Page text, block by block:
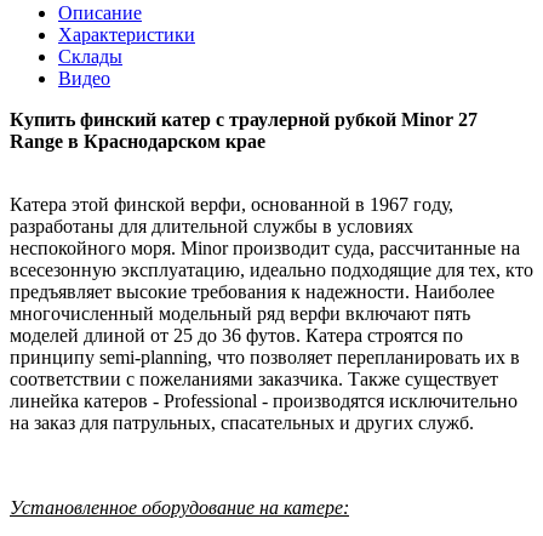
Описание
Характеристики
Склады
Видео
Купить финский катер c траулерной рубкой Minor 27
Range в Краснодарском крае
Катера этой финской верфи, основанной в 1967 году,
разработаны для длительной службы в условиях
неспокойного моря. Minor производит суда, рассчитанные на
всесезонную эксплуатацию, идеально подходящие для тех, кто
предъявляет высокие требования к надежности. Наиболее
многочисленный модельный ряд верфи включают пять
моделей длиной от 25 до 36 футов. Катера строятся по
принципу semi-planning, что позволяет перепланировать их в
соответствии с пожеланиями заказчика. Также существует
линейка катеров - Professional - производятся исключительно
на заказ для патрульных, спасательных и других служб.
Установленное оборудование на катере: